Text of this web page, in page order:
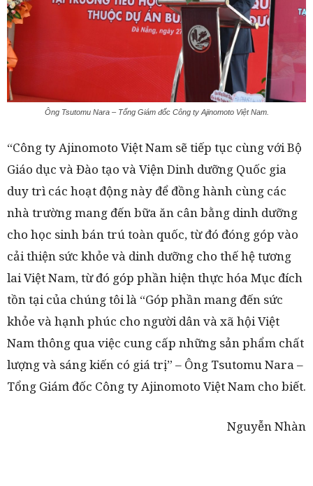
Ông Tsutomu Nara – Tổng Giám đốc Công ty Ajinomoto Việt Nam.
“Công ty Ajinomoto Việt Nam sẽ tiếp tục cùng với Bộ
Giáo dục và Đào tạo và Viện Dinh dưỡng Quốc gia
duy trì các hoạt động này để đồng hành cùng các
nhà trường mang đến bữa ăn cân bằng dinh dưỡng
cho học sinh bán trú toàn quốc, từ đó đóng góp vào
cải thiện sức khỏe và dinh dưỡng cho thế hệ tương
lai Việt Nam, từ đó góp phần hiện thực hóa Mục đích
tồn tại của chúng tôi là “Góp phần mang đến sức
khỏe và hạnh phúc cho người dân và xã hội Việt
Nam thông qua việc cung cấp những sản phẩm chất
lượng và sáng kiến có giá trị” – Ông Tsutomu Nara –
Tổng Giám đốc Công ty Ajinomoto Việt Nam cho biết.
Nguyễn Nhàn